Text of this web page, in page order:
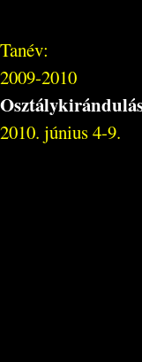
Tanév:
2009-2010
2010. június 4-9.